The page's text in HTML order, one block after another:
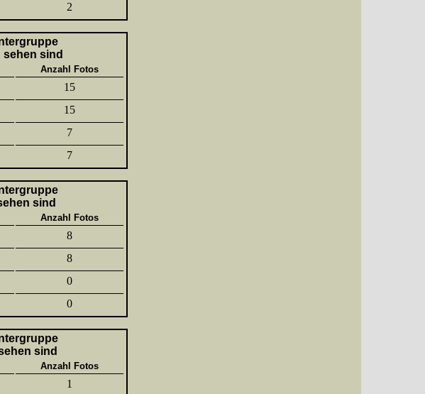
2
sehen sind
Anzahl Fotos
15
15
7
7
sind
Anzahl Fotos
8
8
0
0
sind
Anzahl Fotos
1